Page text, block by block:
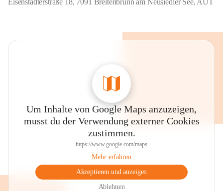
Eisenstädterstraße 18, 7091 Breitenbrunn am Neusiedler See, AUT
Um Inhalte von Google Maps anzuzeigen,
musst du der Verwendung externer Cookies
zustimmen.
https://www.google.com/maps
Mehr erfahren
Akzeptieren und anzeigen
Ablehnen